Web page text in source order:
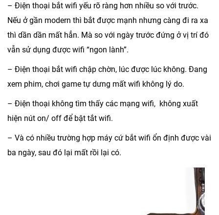
– Điện thoại bắt wifi yếu rõ ràng hơn nhiều so với trước.
Nếu ở gần modern thì bắt được mạnh nhưng càng đi ra xa
thì dần dần mất hẳn. Mà so với ngày trước đứng ở vị trí đó
vẫn sử dụng được wifi “ngon lành”.
– Điện thoại bắt wifi chập chờn, lúc được lúc không. Đang
xem phim, chơi game tự dưng mất wifi không lý do.
– Điện thoại không tìm thấy các mạng wifi, không xuất
hiện nút on/ off để bật tắt wifi.
– Và có nhiều trường hợp máy cứ bắt wifi ổn định được vài
ba ngày, sau đó lại mất rồi lại có.